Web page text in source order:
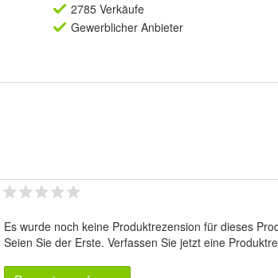
2785 Verkäufe
Gewerblicher Anbieter
Es wurde noch keine Produktrezension für dieses
Seien Sie der Erste. Verfassen Sie jetzt eine